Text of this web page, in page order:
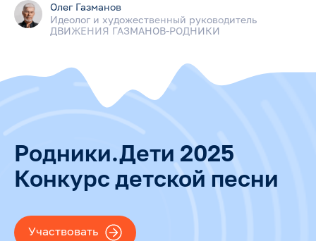
Олег Газманов
Идеолог и художественный руководитель
ДВИЖЕНИЯ ГАЗМАНОВ-РОДНИКИ
Родники.Дети 2025
Конкурс детской песни
Участвовать